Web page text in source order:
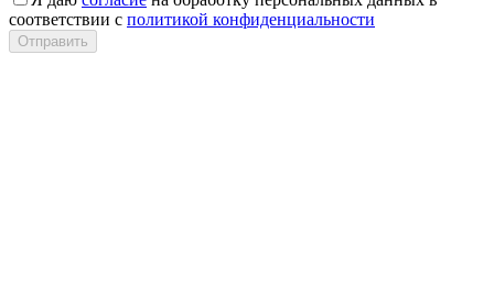
соответствии с политикой конфиденциальности